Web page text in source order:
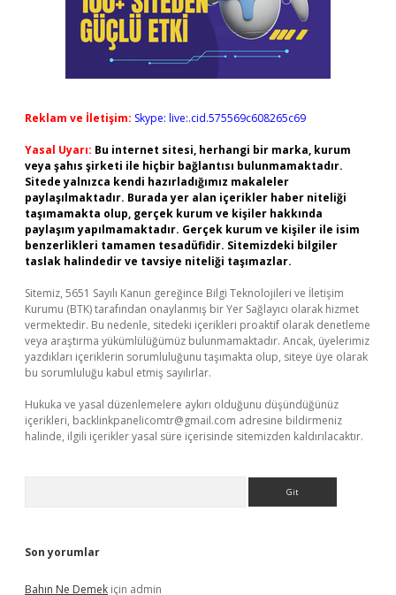
Reklam ve İletişim: Skype: live:.cid.575569c608265c69
Yasal Uyarı: Bu internet sitesi, herhangi bir marka, kurum
veya şahıs şirketi ile hiçbir bağlantısı bulunmamaktadır.
Sitede yalnızca kendi hazırladığımız makaleler
paylaşılmaktadır. Burada yer alan içerikler haber niteliği
taşımamakta olup, gerçek kurum ve kişiler hakkında
paylaşım yapılmamaktadır. Gerçek kurum ve kişiler ile isim
benzerlikleri tamamen tesadüfidir. Sitemizdeki bilgiler
taslak halindedir ve tavsiye niteliği taşımazlar.
Sitemiz, 5651 Sayılı Kanun gereğince Bilgi Teknolojileri ve İletişim
Kurumu (BTK) tarafından onaylanmış bir Yer Sağlayıcı olarak hizmet
vermektedir. Bu nedenle, sitedeki içerikleri proaktif olarak denetleme
veya araştırma yükümlülüğümüz bulunmamaktadır. Ancak, üyelerimiz
yazdıkları içeriklerin sorumluluğunu taşımakta olup, siteye üye olarak
bu sorumluluğu kabul etmiş sayılırlar.
Hukuka ve yasal düzenlemelere aykırı olduğunu düşündüğünüz
içerikleri, backlinkpanelicomtr@gmail.com adresine bildirmeniz
halinde, ilgili içerikler yasal süre içerisinde sitemizden kaldırılacaktır.
Son yorumlar
Bahın Ne Demek için admin